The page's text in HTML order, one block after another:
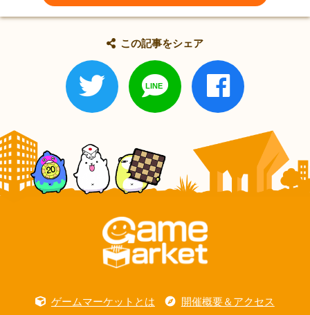
この記事をシェア
ゲームマーケットとは 開催概要＆アクセス